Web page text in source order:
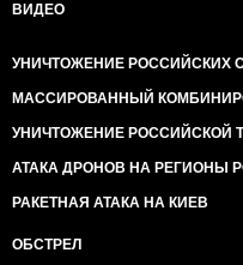
ВИДЕО
УНИЧТОЖЕНИЕ РОССИЙСКИХ
МАССИРОВАННЫЙ
УНИЧТОЖЕНИЕ РОССИЙСКОЙ
АТАКА ДРОНОВ НА РЕГИОНЫ
РАКЕТНАЯ АТАКА НА КИЕВ
ОБСТРЕЛ